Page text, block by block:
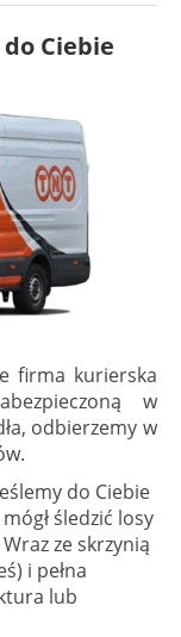
Ciebie
firma kurierska
w
odbierzemy w
do Ciebie
śledzić losy
ze skrzynią
i pełna
lub